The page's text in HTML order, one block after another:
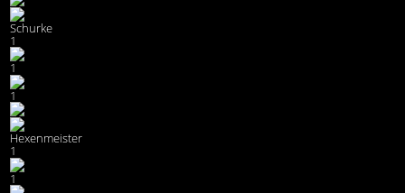
Schurke
1
1
1
Hexenmeister
1
1